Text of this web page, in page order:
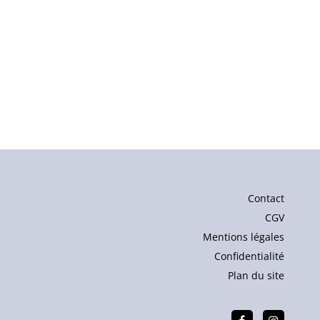
Contact
CGV
Mentions légales
Confidentialité
Plan du site